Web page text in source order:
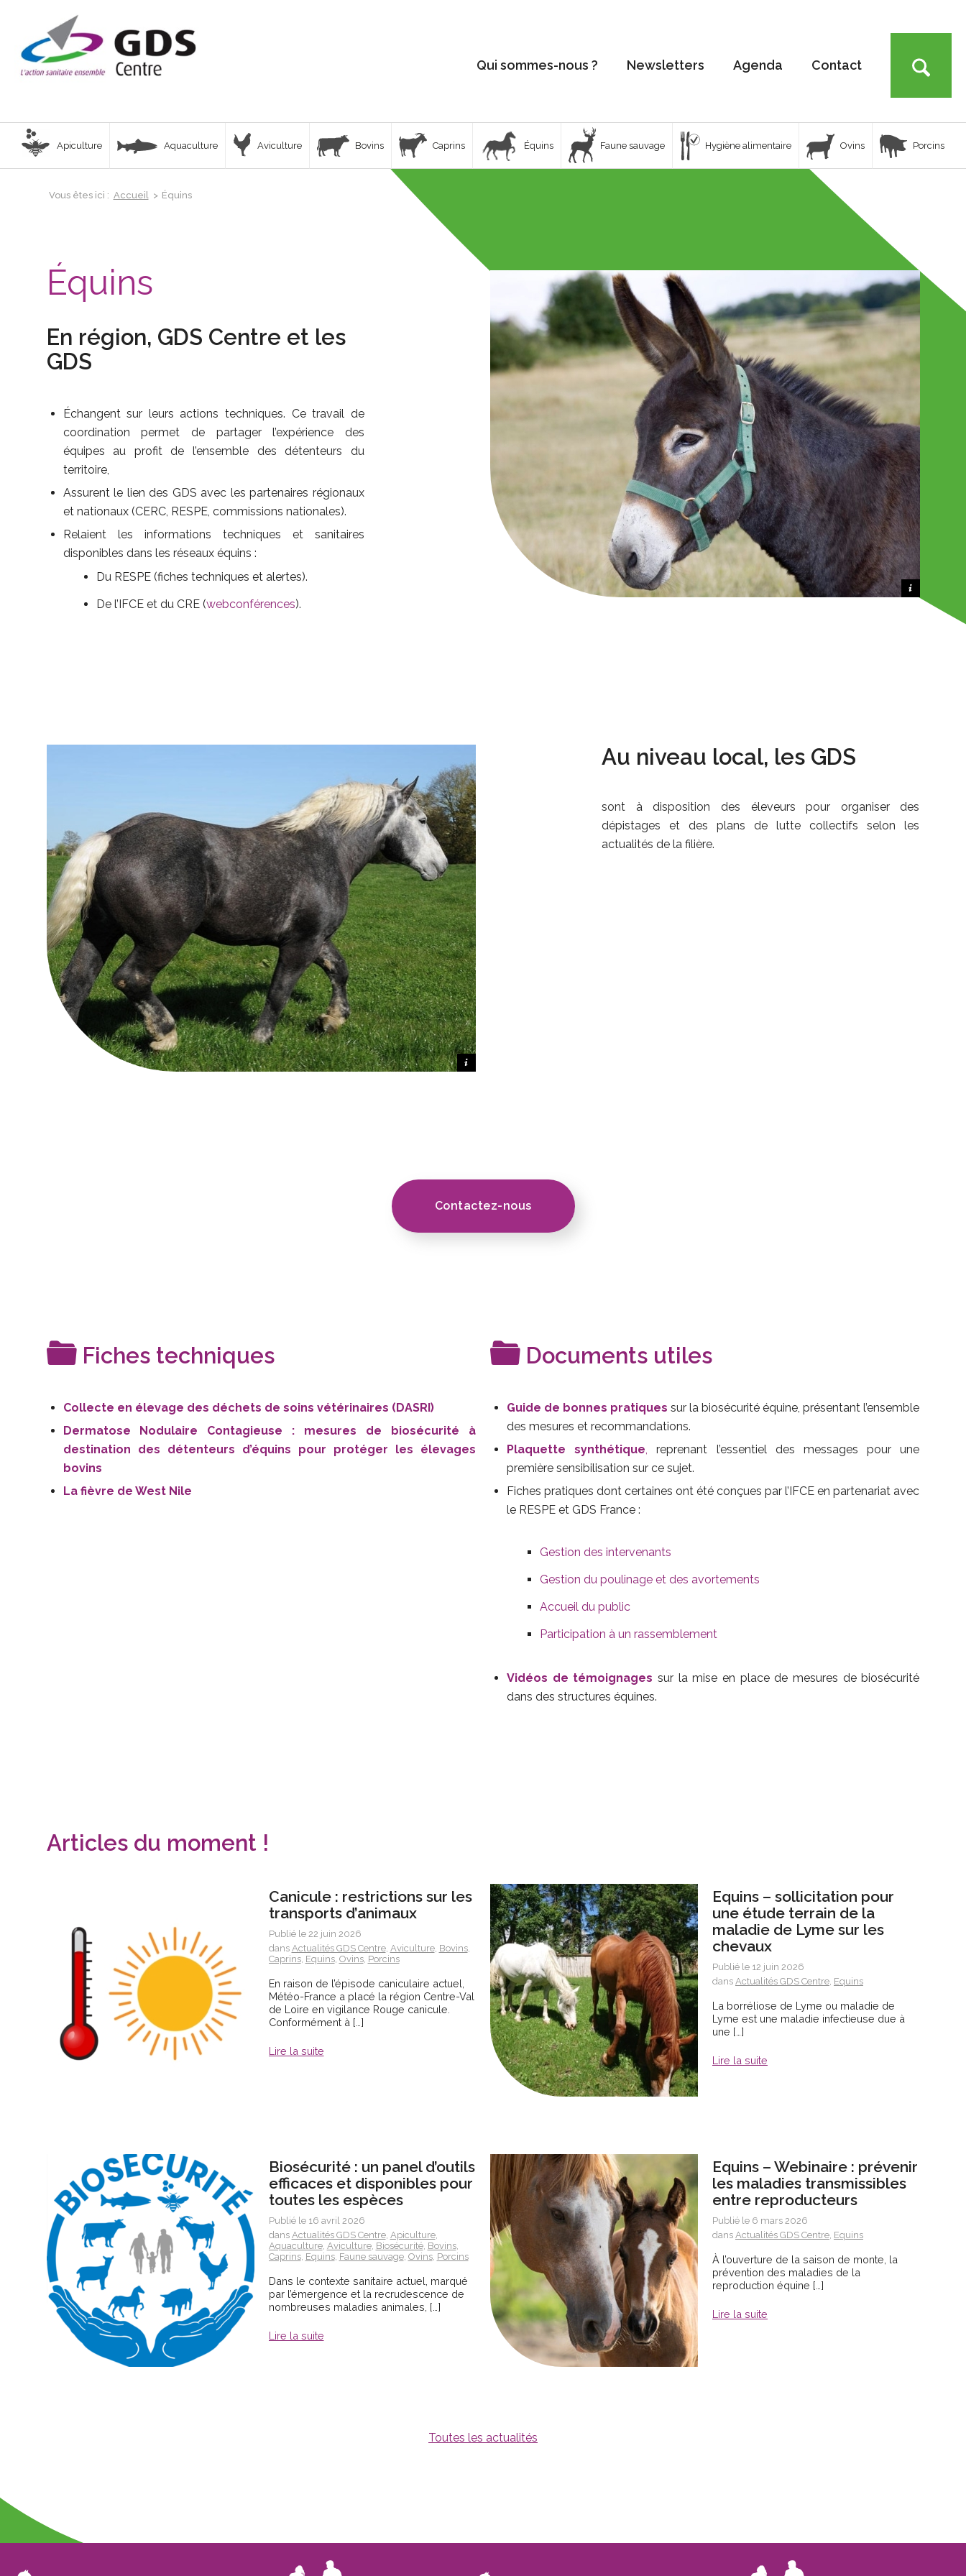
Qui sommes-nous ? Newsletters Agenda Contact
Apiculture Aquaculture Aviculture Bovins Caprins Équins Faune sauvage Hygiène alimentaire Ovins Porcins
Crédit photo AFAGNB
Vous êtes ici : Accueil > Équins
Équins
En région, GDS Centre et les
GDS
Échangent sur leurs actions techniques. Ce travail de
coordination permet de partager l’expérience des
équipes au profit de l’ensemble des détenteurs du
territoire,
Assurent le lien des GDS avec les partenaires régionaux
et nationaux (CERC, RESPE, commissions nationales).
Relaient les informations techniques et sanitaires
disponibles dans les réseaux équins :
Du RESPE (fiches techniques et alertes).
De l’IFCE et du CRE (webconférences).
Crédit photo SHPF
Au niveau local, les GDS
sont à disposition des éleveurs pour organiser des
dépistages et des plans de lutte collectifs selon les
actualités de la filière.
Contactez-nous
Fiches techniques
Collecte en élevage des déchets de soins vétérinaires (DASRI)
Dermatose Nodulaire Contagieuse : mesures de biosécurité à
destination des détenteurs d’équins pour protéger les élevages
bovins
La fièvre de West Nile
Documents utiles
Guide de bonnes pratiques sur la biosécurité équine, présentant l’ensemble
des mesures et recommandations.
Plaquette synthétique
reprenant l’essentiel des messages pour une
première sensibilisation sur ce sujet.
Fiches pratiques dont certaines ont été conçues par l’IFCE en partenariat avec
le RESPE et GDS France :
Gestion des intervenants
Gestion du poulinage et des avortements
Accueil du public
Participation à un rassemblement
Vidéos de témoignages sur la mise en place de mesures de biosécurité
dans des structures équines.
Articles du moment !
Canicule : restrictions sur les
transports d’animaux
Publié le 22 juin 2026
dans Actualités GDS Centre, Aviculture, Bovins,
Caprins, Equins, Ovins, Porcins
En raison de l’épisode caniculaire actuel,
Météo-France a placé la région Centre-Val
de Loire en vigilance Rouge canicule.
Conformément à […]
Lire la suite
Equins – sollicitation pour
une étude terrain de la
maladie de Lyme sur les
chevaux
Publié le 12 juin 2026
dans Actualités GDS Centre, Equins
La borréliose de Lyme ou maladie de
Lyme est une maladie infectieuse due à
une […]
Lire la suite
Biosécurité : un panel d’outils
efficaces et disponibles pour
toutes les espèces
Publié le 16 avril 2026
dans Actualités GDS Centre, Apiculture,
Aquaculture, Aviculture, Biosécurité, Bovins,
Caprins, Equins, Faune sauvage, Ovins, Porcins
Dans le contexte sanitaire actuel, marqué
par l’émergence et la recrudescence de
nombreuses maladies animales, […]
Lire la suite
Equins – Webinaire : prévenir
les maladies transmissibles
entre reproducteurs
Publié le 6 mars 2026
dans Actualités GDS Centre, Equins
À l’ouverture de la saison de monte, la
prévention des maladies de la
reproduction équine […]
Lire la suite
Toutes les actualités